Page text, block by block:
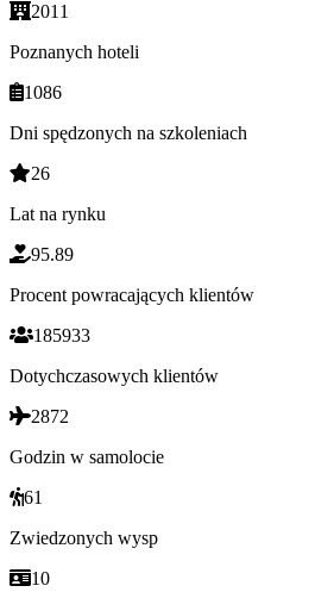
2011
Poznanych hoteli
1086
Dni spędzonych na szkoleniach
26
Lat na rynku
95.89
Procent powracających klientów
185933
Dotychczasowych klientów
2872
Godzin w samolocie
61
Zwiedzonych wysp
10